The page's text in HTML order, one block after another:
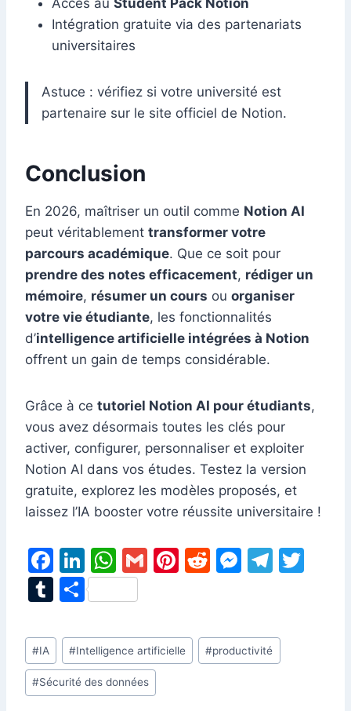
Accès au Student Pack Notion
Intégration gratuite via des partenariats
universitaires
Astuce : vérifiez si votre université est
partenaire sur le site officiel de Notion.
Conclusion
En 2026, maîtriser un outil comme Notion AI
peut véritablement transformer votre
parcours académique. Que ce soit pour
prendre des notes efficacement, rédiger un
mémoire, résumer un cours ou organiser
votre vie étudiante, les fonctionnalités
d’intelligence artificielle intégrées à Notion
offrent un gain de temps considérable.
Grâce à ce tutoriel Notion AI pour étudiants,
vous avez désormais toutes les clés pour
activer, configurer, personnaliser et exploiter
Notion AI dans vos études. Testez la version
gratuite, explorez les modèles proposés, et
laissez l’IA booster votre réussite universitaire !
F
a
c
e
b
o
Li
n
k
e
dI
n
W
h
at
s
A
p
G
l
Pi
e
st
R
di
t
M
s
e
T
gr
a
T
m
bl
r
P
ta
g
er
Étiquettes
de
la
#IA #Intelligence artificielle #productivité
#Sécurité des données